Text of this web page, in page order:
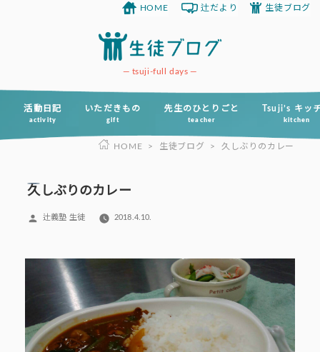
ツ
tsuji-full days
活動日記
activity
いただきもの
gift
先生のひとりごと
teacher
Tsuji’s キッ
kitchen
HOME 辻だより 生徒ブログ
HOME > 生徒ブログ > 久しぶりのカレー
久しぶりのカレー
投
辻義塾 生徒 2018.4.10.